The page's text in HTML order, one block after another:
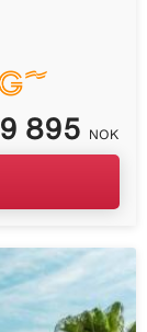
9 895 NOK